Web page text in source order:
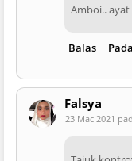
Amboi..
Balas
Falsya
23 Mac 2021